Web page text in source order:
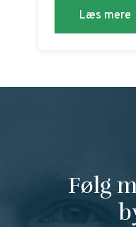
Læs mere
Følg